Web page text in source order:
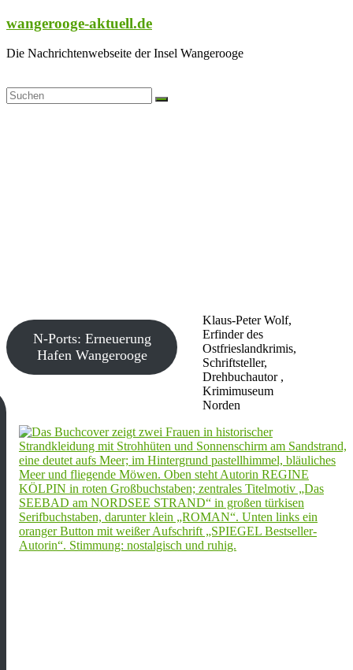
Zum
springen
wangerooge-aktuell.de
Die Nachrichtenwebseite der Insel Wangerooge
Klaus-Peter Wolf,
Erfinder des
Ostfrieslandkrimis,
Schriftsteller,
Drehbuchautor ,
Krimimuseum
Norden
N-Ports: Erneuerung
Hafen Wangerooge